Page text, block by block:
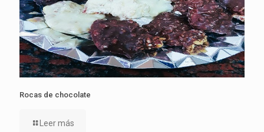
Rocas de chocolate
Leer más